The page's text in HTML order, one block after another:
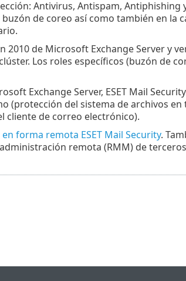
Antivirus, Antispam, Antiphishing
de coreo así como también en la
2010 de Microsoft Exchange Server y
Los roles específicos (buzón de
Exchange Server, ESET Mail
(protección del sistema de archivos
cliente de correo electrónico).
forma remota ESET Mail Security.
remota (RMM) de